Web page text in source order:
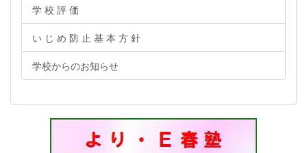
学 校 評 価
い じ め 防 止 基 本 方 針
学校からのお知らせ